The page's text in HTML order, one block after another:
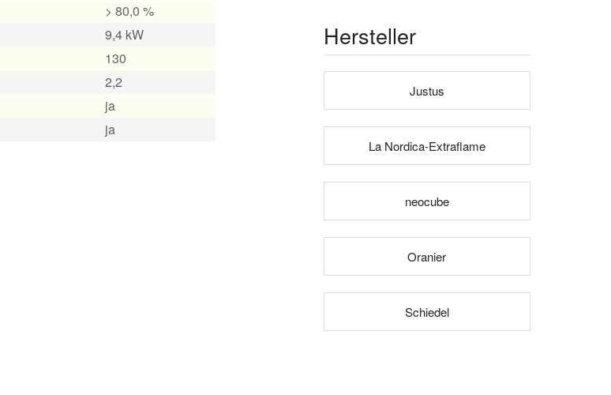
> 80,0 %
9,4 kW
130
2,2
ja
ja
Hersteller
Justus
La Nordica-Extraflame
neocube
Oranier
Schiedel